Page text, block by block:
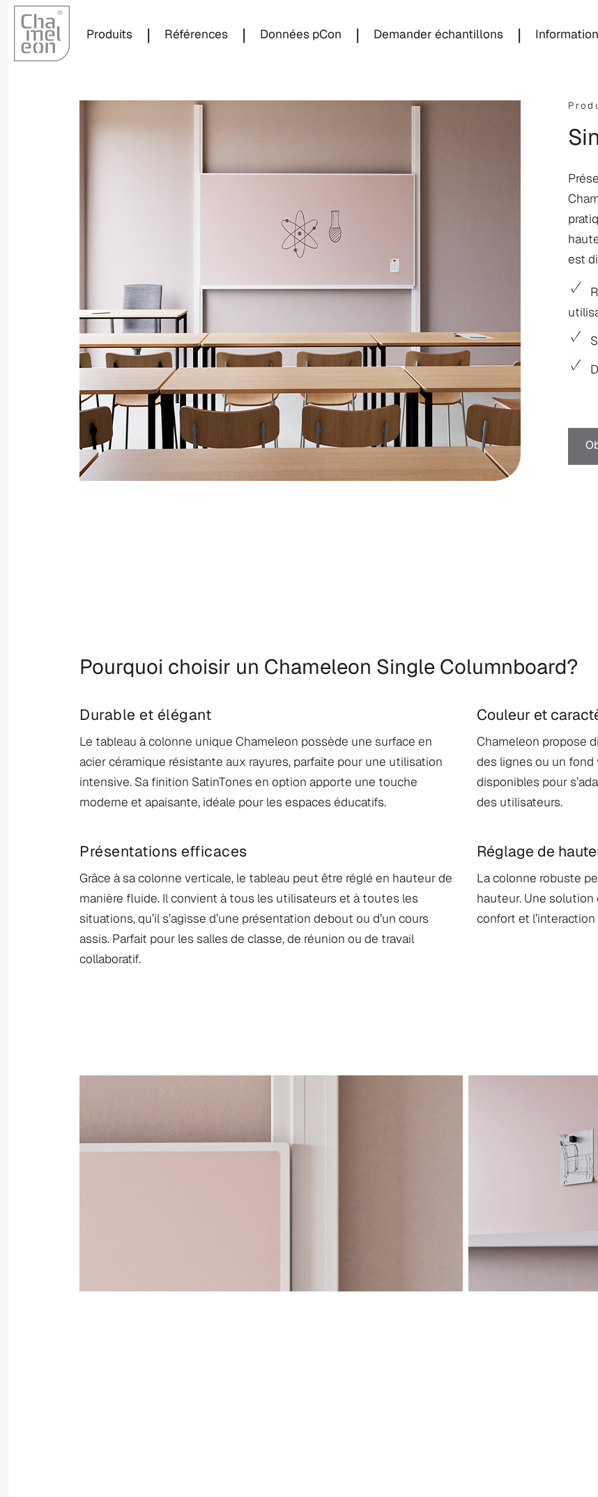
Produits | Références | Données pCon | Demander échantillons | Information
est
Pourquoi choisir un Chameleon Single Columnboard?
Durable et élégant
Le tableau à colonne unique Chameleon possède une surface en
acier céramique résistante aux rayures, parfaite pour une utilisation
intensive. Sa finition SatinTones en option apporte une touche
moderne et apaisante, idéale pour les espaces éducatifs.
Présentations efficaces
Grâce à sa colonne verticale, le tableau peut être réglé en hauteur de
manière fluide. Il convient à tous les utilisateurs et à toutes les
situations, qu’il s’agisse d’une présentation debout ou d’un cours
assis. Parfait pour les salles de classe, de réunion ou de travail
collaboratif.
Couleur et
Chameleon propose
des lignes ou un fond
disponibles pour
des utilisateurs.
Réglage de
La colonne robuste
hauteur. Une
confort et